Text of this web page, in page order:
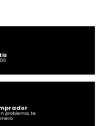
problema, te